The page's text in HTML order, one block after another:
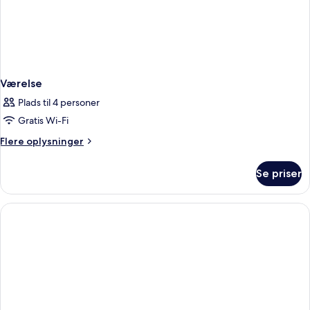
Værelse
Plads til 4 personer
Gratis Wi-Fi
Flere oplysninger
Flere
Se priser